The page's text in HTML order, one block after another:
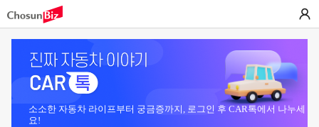
소소한 자동차 라이프부터 궁금증까지, 로그인 후 CAR톡에서 나누세
요!